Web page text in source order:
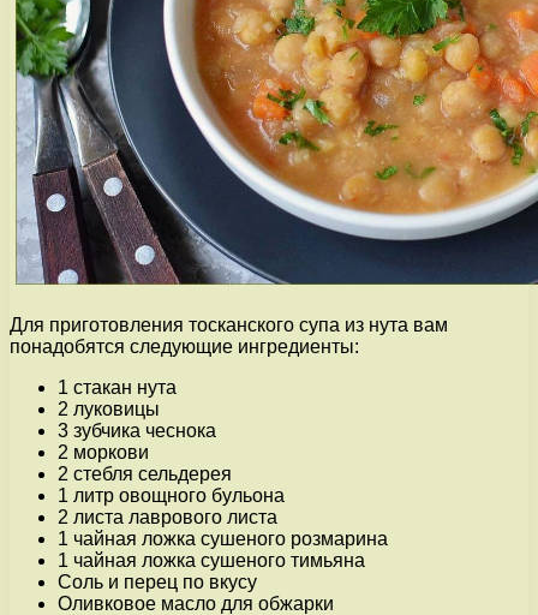
Для приготовления тосканского супа из нута вам
понадобятся следующие ингредиенты:
1 стакан нута
2 луковицы
3 зубчика чеснока
2 моркови
2 стебля сельдерея
1 литр овощного бульона
2 листа лаврового листа
1 чайная ложка сушеного розмарина
1 чайная ложка сушеного тимьяна
Соль и перец по вкусу
Оливковое масло для обжарки